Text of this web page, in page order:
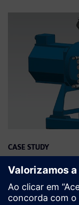
CASE STUDY
Mechanical
develop a
scratch in